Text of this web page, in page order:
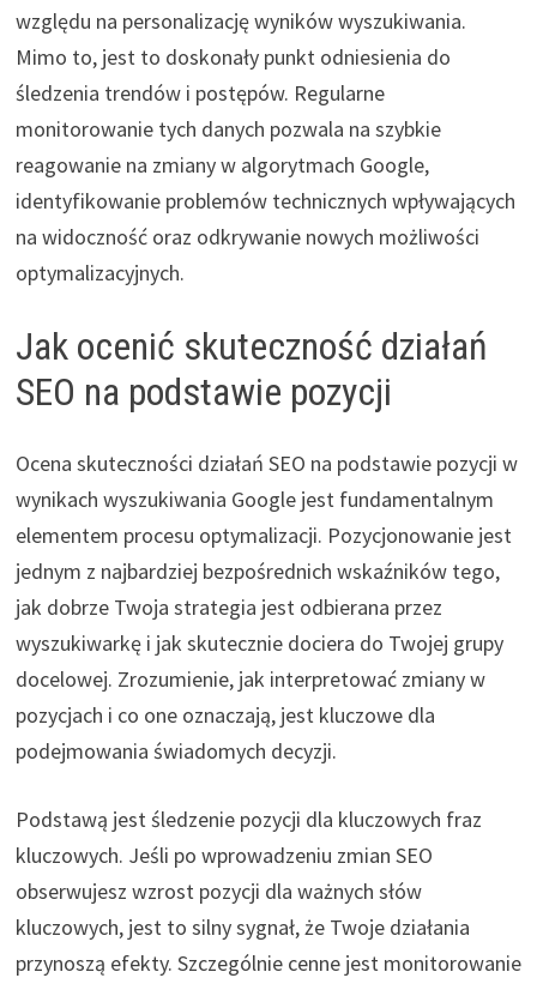
względu na personalizację wyników wyszukiwania.
Mimo to, jest to doskonały punkt odniesienia do
śledzenia trendów i postępów. Regularne
monitorowanie tych danych pozwala na szybkie
reagowanie na zmiany w algorytmach Google,
identyfikowanie problemów technicznych wpływających
na widoczność oraz odkrywanie nowych możliwości
optymalizacyjnych.
Jak ocenić skuteczność działań
SEO na podstawie pozycji
Ocena skuteczności działań SEO na podstawie pozycji w
wynikach wyszukiwania Google jest fundamentalnym
elementem procesu optymalizacji. Pozycjonowanie jest
jednym z najbardziej bezpośrednich wskaźników tego,
jak dobrze Twoja strategia jest odbierana przez
wyszukiwarkę i jak skutecznie dociera do Twojej grupy
docelowej. Zrozumienie, jak interpretować zmiany w
pozycjach i co one oznaczają, jest kluczowe dla
podejmowania świadomych decyzji.
Podstawą jest śledzenie pozycji dla kluczowych fraz
kluczowych. Jeśli po wprowadzeniu zmian SEO
obserwujesz wzrost pozycji dla ważnych słów
kluczowych, jest to silny sygnał, że Twoje działania
przynoszą efekty. Szczególnie cenne jest monitorowanie